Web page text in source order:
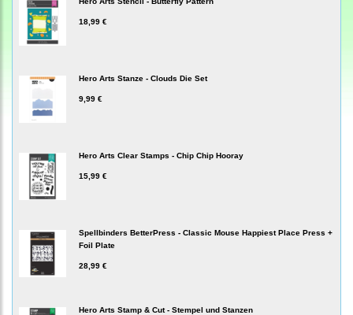
18,99 €
Hero Arts Stanze - Clouds Die Set
9,99 €
Hero Arts Clear Stamps - Chip Chip Hooray
15,99 €
Spellbinders BetterPress - Classic Mouse Happiest Place Press +
Foil Plate
28,99 €
Hero Arts Stamp & Cut - Stempel und Stanzen